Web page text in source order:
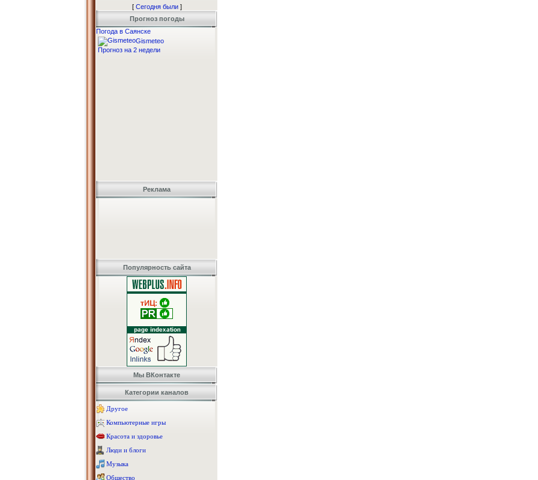
[ Сегодня были]
Прогноз погоды
Погода в Саянске
Gismeteo
Прогноз на 2 недели
Реклама
Популярность сайта
Мы ВКонтакте
Категории каналов
Другое
Компьютерные игры
Красота и здоровье
Люди и блоги
Музыка
Общество